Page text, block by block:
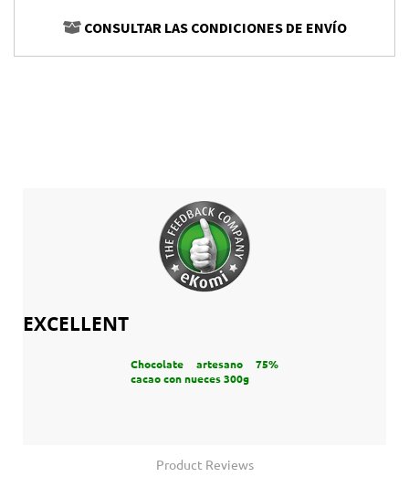
CONSULTAR LAS CONDICIONES DE ENVÍO
EXCELLENT
Chocolate artesano 75%
cacao con nueces 300g
Product Reviews